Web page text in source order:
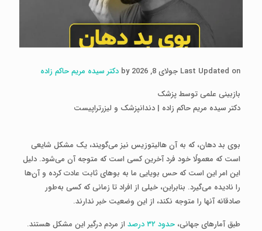
Last Updated on جولای 8, 2026 by
دکتر سیده مریم حاکم زاده
بازبینی علمی توسط پزشک
دکتر سیده مریم حاکم زاده | دندانپزشک و لیزرتراپیست
بوی بد دهان، که به آن هالیتوزیس نیز می‌گویند، یک مشکل شایعی
است که معمولًا خود فرد آخرین کسی است که متوجه آن می‌شود. دلیل
این امر این است که حس بویایی ما به بوهای ثابت عادت کرده و آن‌ها
را نادیده می‌گیرد. بنابراین، خیلی از افراد تا زمانی که کسی به‌طور
صادقانه آنها را متوجه نکند، از این وضعیت خبر ندارند.
طبق آمارهای جهانی، حدود ۳۲ درصد
از مردم درگیر این مشکل هستند.